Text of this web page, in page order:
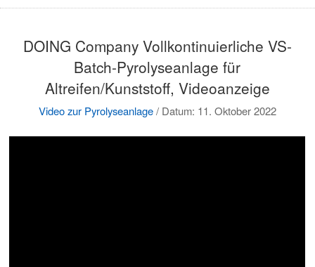
DOING Company Vollkontinuierliche VS-
Batch-Pyrolyseanlage für
Altreifen/Kunststoff, Videoanzeige
Video zur Pyrolyseanlage/ Datum: 11. Oktober 2022